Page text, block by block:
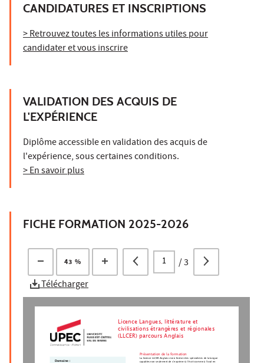
CANDIDATURES ET INSCRIPTIONS
> Retrouvez toutes les informations utiles pour
candidater et vous inscrire
VALIDATION DES ACQUIS DE
L'EXPÉRIENCE
Diplôme accessible en validation des acquis de
l'expérience, sous certaines conditions.
> En savoir plus
FICHE FORMATION 2025-2026
43 % /3
Télécharger
Licence Langues, littérature et
civilisations étrangères et régionales
(LLCER) parcours Anglais
Présentation de la formation
La licence LLCER Anglais vise à former des spécialistes de la langue
capables non seulement de s’exprimer à l’écrit comme à l’oral en
Domaine :